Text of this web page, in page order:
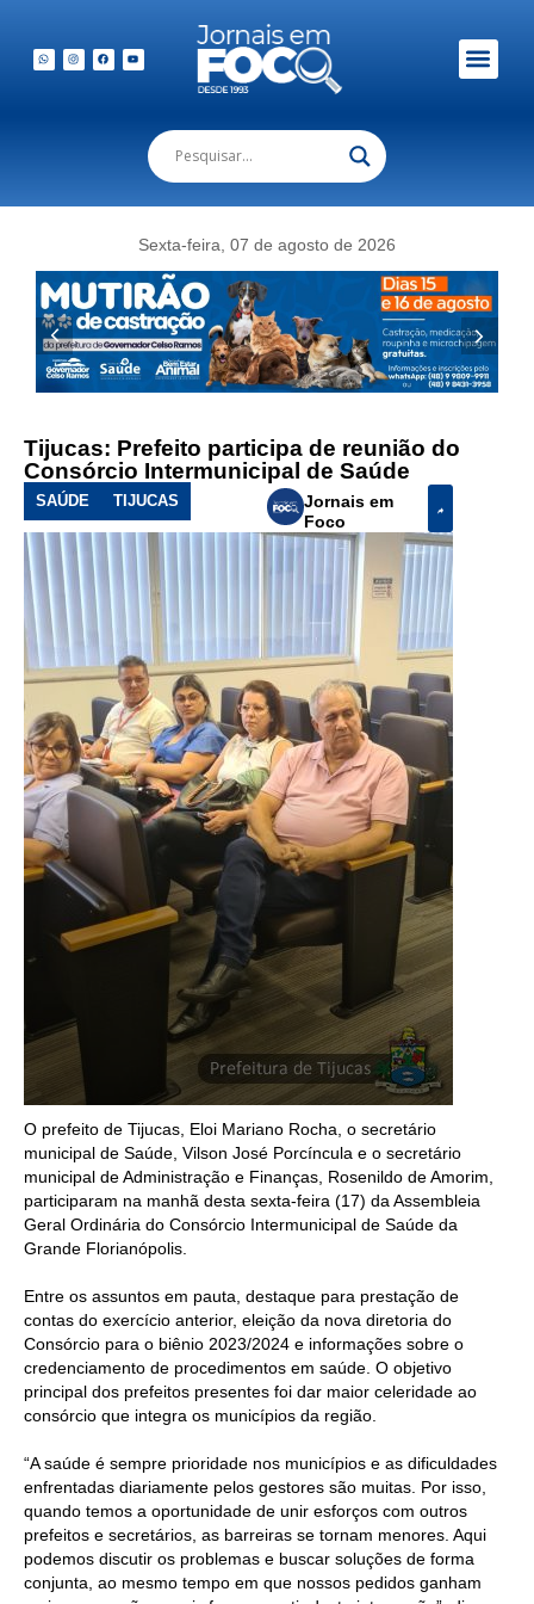
Sexta-feira, 07 de agosto de 2026
Tijucas: Prefeito participa de reunião do
Consórcio Intermunicipal de Saúde
SAÚDE TIJUCAS
Jornais em
Foco
O prefeito de Tijucas, Eloi Mariano Rocha, o secretário
municipal de Saúde, Vilson José Porcíncula e o secretário
municipal de Administração e Finanças, Rosenildo de Amorim,
participaram na manhã desta sexta-feira (17) da Assembleia
Geral Ordinária do Consórcio Intermunicipal de Saúde da
Grande Florianópolis.
Entre os assuntos em pauta, destaque para prestação de
contas do exercício anterior, eleição da nova diretoria do
Consórcio para o biênio 2023/2024 e informações sobre o
credenciamento de procedimentos em saúde. O objetivo
principal dos prefeitos presentes foi dar maior celeridade ao
consórcio que integra os municípios da região.
“A saúde é sempre prioridade nos municípios e as dificuldades
enfrentadas diariamente pelos gestores são muitas. Por isso,
quando temos a oportunidade de unir esforços com outros
prefeitos e secretários, as barreiras se tornam menores. Aqui
podemos discutir os problemas e buscar soluções de forma
conjunta, ao mesmo tempo em que nossos pedidos ganham